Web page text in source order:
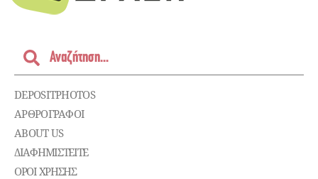
DEPOSITPHOTOS
ΑΡΘΡΟΓΡΑΦΟΙ
ABOUT US
ΔΙΑΦΗΜΙΣΤΕΊΤΕ
ΌΡΟΙ ΧΡΉΣΗΣ